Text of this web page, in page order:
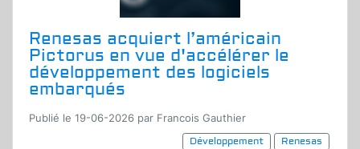
Renesas acquiert l’américain
Pictorus en vue d'accélérer le
développement des logiciels
embarqués
Publié le 19-06-2026 par Francois Gauthier
Développement
Renesas